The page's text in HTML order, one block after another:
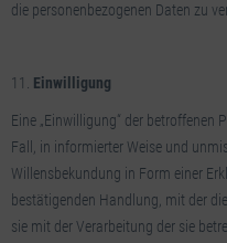
die personenbezogenen Daten zu
Einwilligung
Eine „Einwilligung“ der betroffenen
Fall, in informierter Weise und
Willensbekundung in Form einer
bestätigenden Handlung, mit der
sie mit der Verarbeitung der sie